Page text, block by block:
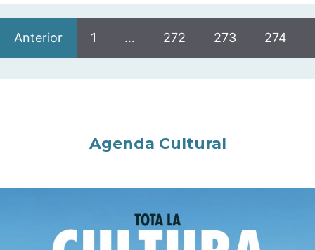
Anterior 1 … 272 273 274
Agenda Cultural